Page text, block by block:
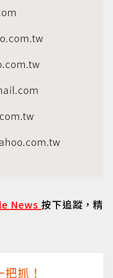
News按下追蹤，精
抓！